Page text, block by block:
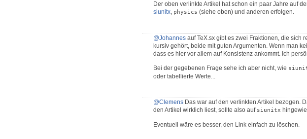
Der oben verlinkte Artikel hat schon ein paar Jahre auf
siunitx, physics (siehe oben) und anderen erfolgen.
@Johannes auf TeX.sx gibt es zwei Fraktionen, die sich
kursiv gehört, beide mit guten Argumenten. Wenn man
dass es hier vor allem auf Konsistenz ankommt. Ich
Bei der gegebenen Frage sehe ich aber nicht, wie
oder tabellierte Werte...
@Clemens Das war auf den verlinkten Artikel bezogen.
den Artikel wirklich liest, sollte also auf siunitx
Eventuell wäre es besser, den Link einfach zu löschen.